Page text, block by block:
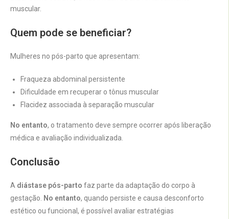
muscular.
Quem pode se beneficiar?
Mulheres no pós-parto que apresentam:
Fraqueza abdominal persistente
Dificuldade em recuperar o tônus muscular
Flacidez associada à separação muscular
No entanto, o tratamento deve sempre ocorrer após liberação
médica e avaliação individualizada.
Conclusão
A diástase pós-parto faz parte da adaptação do corpo à
gestação. No entanto, quando persiste e causa desconforto
estético ou funcional, é possível avaliar estratégias